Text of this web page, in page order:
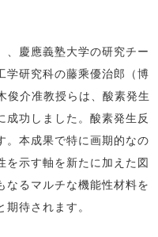
慶應義塾大学の研究チー
学研究科の藤乘優治郎（博
俊介准教授らは、酸素発生
成功しました。酸素発生反
。本成果で特に画期的なの
示す軸を新たに加えた図
なるマルチな機能性材料を
待されます。